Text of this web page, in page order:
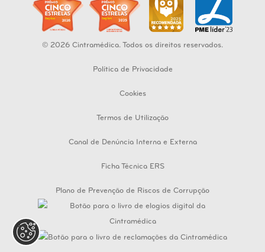
© 2026 Cintramédica. Todos os direitos reservados.
Política de Privacidade
Cookies
Termos de Utilização
Canal de Denúncia Interna e Externa
Ficha Técnica ERS
Plano de Prevenção de Riscos de Corrupção